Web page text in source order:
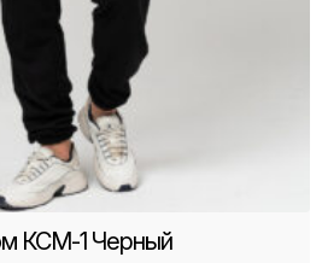
КСМ-1 Черный